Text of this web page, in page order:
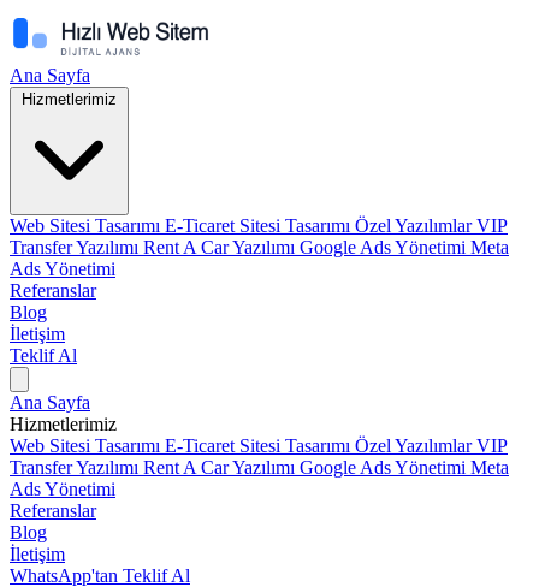
Ana Sayfa
Hizmetlerimiz
Web Sitesi Tasarımı E-Ticaret Sitesi Tasarımı Özel YazılımlarVIP
Transfer Yazılımı Rent A Car Yazılımı Google Ads Yönetimi Meta
Ads Yönetimi
Referanslar
Blog
İletişim
Teklif Al
Ana Sayfa
Hizmetlerimiz
Web Sitesi Tasarımı E-Ticaret Sitesi Tasarımı Özel YazılımlarVIP
Transfer Yazılımı Rent A Car Yazılımı Google Ads Yönetimi Meta
Ads Yönetimi
Referanslar
Blog
İletişim
WhatsApp'tan Teklif Al